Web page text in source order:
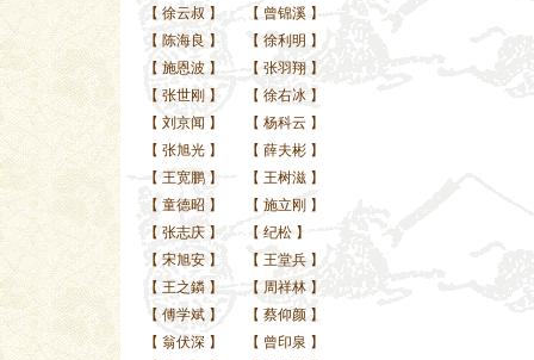
【 徐云叔 】 【 曾锦溪 】
【 陈海良 】 【 徐利明 】
【 施恩波】 【 张羽翔 】
【 张世刚 】 【 徐右冰 】
【 刘京闻 】 【 杨科云 】
【 张旭光】 【 薛夫彬 】
【 王宽鹏】 【 王树滋 】
【 童德昭 】 【 施立刚 】
【 张志庆】 【 纪松 】
【 宋旭安】 【 王堂兵 】
【 王之鏻】 【 周祥林 】
【 傅学斌】 【 蔡仰颜 】
【 翁伏深】 【 曾印泉 】